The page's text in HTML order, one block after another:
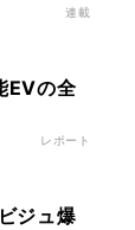
連載
EVの全
レポート
ジュ爆